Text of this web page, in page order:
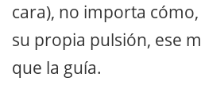
cara), no importa
su propia pulsión, ese
que la guía.